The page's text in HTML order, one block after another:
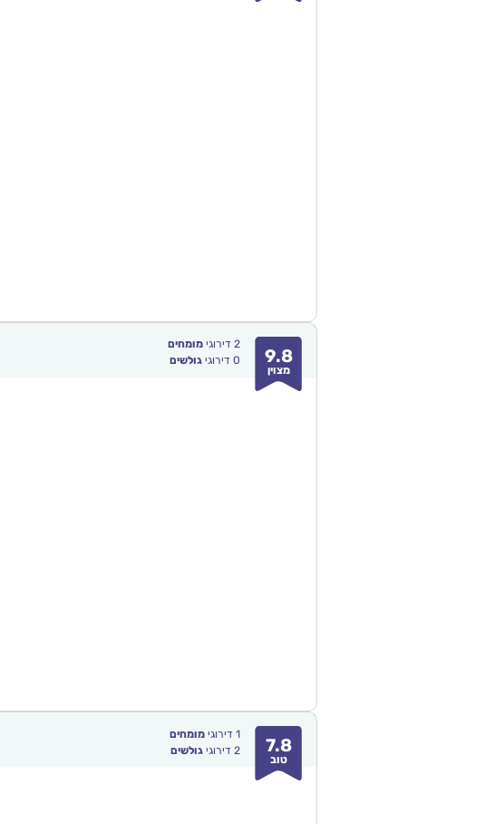
9.8
מצוין
2 דירוגימומחים
0 דירוגיגולשים
7.8
טוב
1 דירוגימומחים
2 דירוגיגולשים